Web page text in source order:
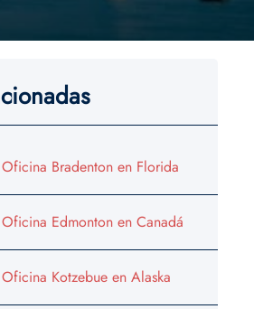
Bradenton en Florida
Edmonton en Canadá
Kotzebue en Alaska